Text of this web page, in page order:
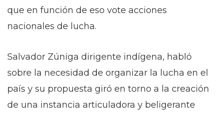
que en función de eso vote acciones
nacionales de lucha.
Salvador Zúniga dirigente indígena, habló
sobre la necesidad de organizar la lucha en el
país y su propuesta giró en torno a la creación
de una instancia articuladora y beligerante